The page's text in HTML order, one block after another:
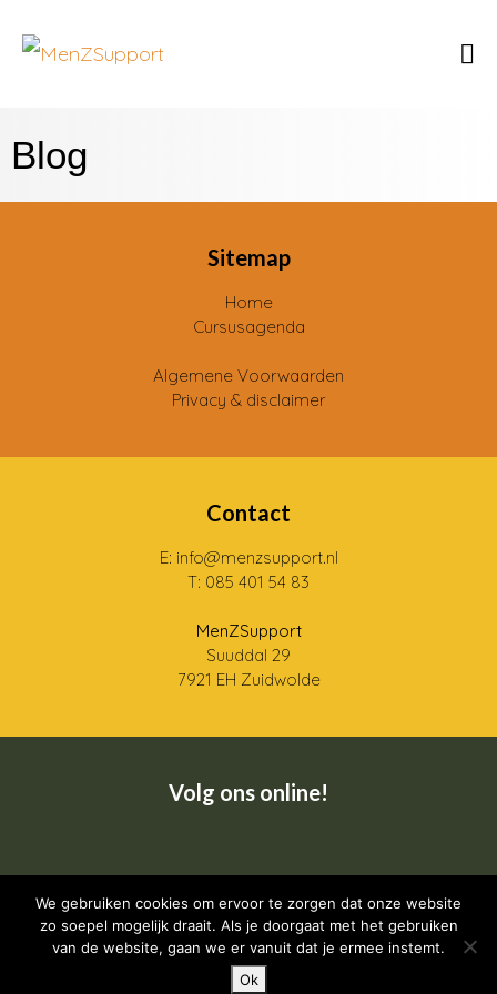
Blog
Sitemap
Home
Cursusagenda
Algemene Voorwaarden
Privacy & disclaimer
Contact
E: info@menzsupport.nl
T: 085 401 54 83
MenZSupport
Suuddal 29
7921 EH Zuidwolde
Volg ons online!
Wij zijn een CRKBO geregistreerde instelling
We gebruiken cookies om ervoor te zorgen dat onze website
zo soepel mogelijk draait. Als je doorgaat met het gebruiken
van de website, gaan we er vanuit dat je ermee instemt.
Ok